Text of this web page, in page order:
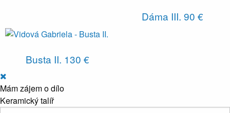
Dáma III. 90 €
Busta II. 130 €
Mám zájem o dílo
Keramický talíř